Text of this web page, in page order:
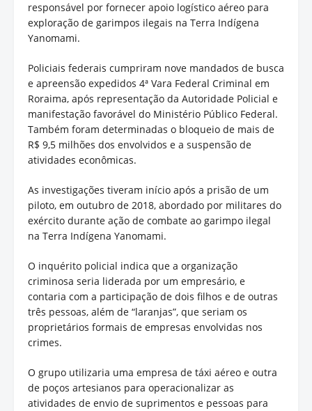
responsável por fornecer apoio logístico aéreo para
exploração de garimpos ilegais na Terra Indígena
Yanomami.
Policiais federais cumpriram nove mandados de busca
e apreensão expedidos 4ª Vara Federal Criminal em
Roraima, após representação da Autoridade Policial e
manifestação favorável do Ministério Público Federal.
Também foram determinadas o bloqueio de mais de
R$ 9,5 milhões dos envolvidos e a suspensão de
atividades econômicas.
As investigações tiveram início após a prisão de um
piloto, em outubro de 2018, abordado por militares do
exército durante ação de combate ao garimpo ilegal
na Terra Indígena Yanomami.
O inquérito policial indica que a organização
criminosa seria liderada por um empresário, e
contaria com a participação de dois filhos e de outras
três pessoas, além de “laranjas”, que seriam os
proprietários formais de empresas envolvidas nos
crimes.
O grupo utilizaria uma empresa de táxi aéreo e outra
de poços artesianos para operacionalizar as
atividades de envio de suprimentos e pessoas para